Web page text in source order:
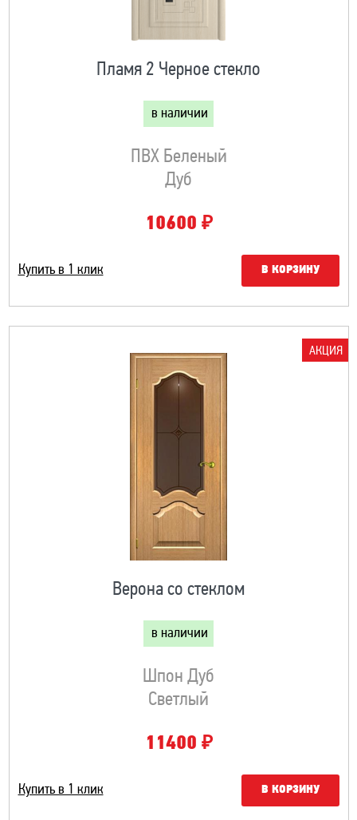
Пламя 2 Черное стекло
в наличии
ПВХ Беленый
Дуб
10600 ₽
Купить в 1 клик В КОРЗИНУ
АКЦИЯ
Верона со стеклом
в наличии
Шпон Дуб
Светлый
11400 ₽
Купить в 1 клик В КОРЗИНУ